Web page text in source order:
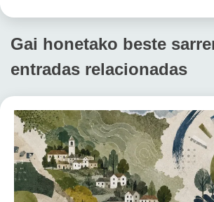
Gai honetako beste
entradas relacionadas